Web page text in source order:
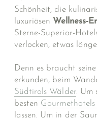
Schönheit, die
luxuriösen Wellness-
Sterne-Superior-
verlocken, etwas
Denn es braucht
erkunden, beim
Südtirols Wälder. Um
besten Gourmethotels
lassen. Um in der